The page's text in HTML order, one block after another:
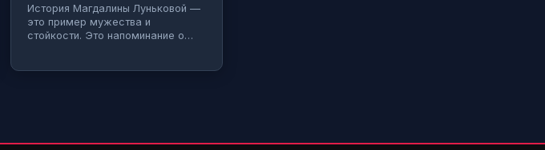
История Магдалины Луньковой —
это пример мужества и
стойкости. Это напоминание о…